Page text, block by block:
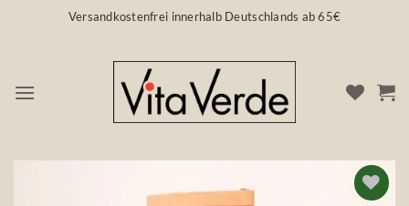
Versandkostenfrei innerhalb Deutschlands ab 65€